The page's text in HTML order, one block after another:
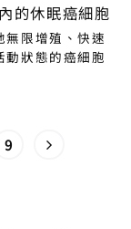
的休眠癌細胞
限增殖、快速
動狀態的癌細胞
9